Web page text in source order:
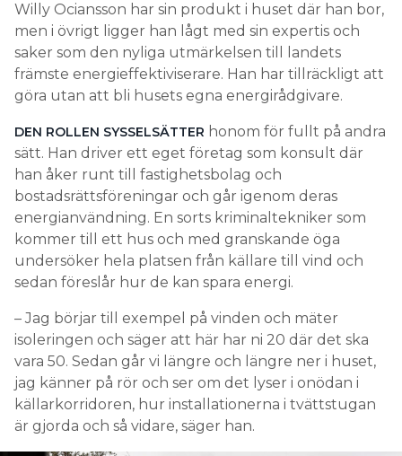
Willy Ociansson har sin produkt i huset där han bor,
men i övrigt ligger han lågt med sin expertis och
saker som den nyliga utmärkelsen till landets
främste energieffektiviserare. Han har tillräckligt att
göra utan att bli husets egna energirådgivare.
DEN ROLLEN SYSSELSÄTTER honom för fullt på andra
sätt. Han driver ett eget företag som konsult där
han åker runt till fastighetsbolag och
bostadsrättsföreningar och går igenom deras
energianvändning. En sorts kriminaltekniker som
kommer till ett hus och med granskande öga
undersöker hela platsen från källare till vind och
sedan föreslår hur de kan spara energi.
– Jag börjar till exempel på vinden och mäter
isoleringen och säger att här har ni 20 där det ska
vara 50. Sedan går vi längre och längre ner i huset,
jag känner på rör och ser om det lyser i onödan i
källarkorridoren, hur installationerna i tvättstugan
är gjorda och så vidare, säger han.